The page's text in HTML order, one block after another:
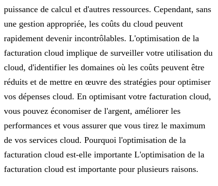
puissance de calcul et d'autres ressources. Cependant, sans
une gestion appropriée, les coûts du cloud peuvent
rapidement devenir incontrôlables. L'optimisation de la
facturation cloud implique de surveiller votre utilisation du
cloud, d'identifier les domaines où les coûts peuvent être
réduits et de mettre en œuvre des stratégies pour optimiser
vos dépenses cloud. En optimisant votre facturation cloud,
vous pouvez économiser de l'argent, améliorer les
performances et vous assurer que vous tirez le maximum
de vos services cloud. Pourquoi l'optimisation de la
facturation cloud est-elle importante L'optimisation de la
facturation cloud est importante pour plusieurs raisons.